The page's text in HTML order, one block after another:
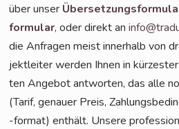
über unser
for­mu­lar, oder direkt an
die Anfra­gen meist inner­halb von
jekt­lei­ter wer­den Ihnen in
ten Ange­bot ant­wor­ten, das alle
(Tarif, genau­er Preis,
-for­mat) ent­hält. Unse­re